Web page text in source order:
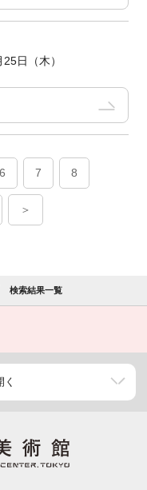
日（木）
6 7 8
＞
検索結果一覧